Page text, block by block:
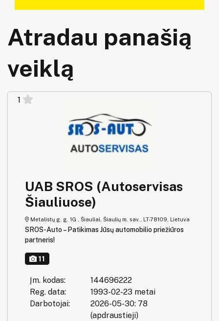
Atradau panašią
veiklą
1
UAB SROS (Autoservisas
Šiauliuose)
Metalistų g. g. 1G , Šiauliai, Šiaulių m. sav., LT-78109, Lietuva
SROS-Auto – Patikimas Jūsų automobilio priežiūros
partneris!
11
Įm. kodas:
144696222
Reg. data:
1993-02-23 metai
Darbotojai:
2026-05-30: 78
(apdraustieji)